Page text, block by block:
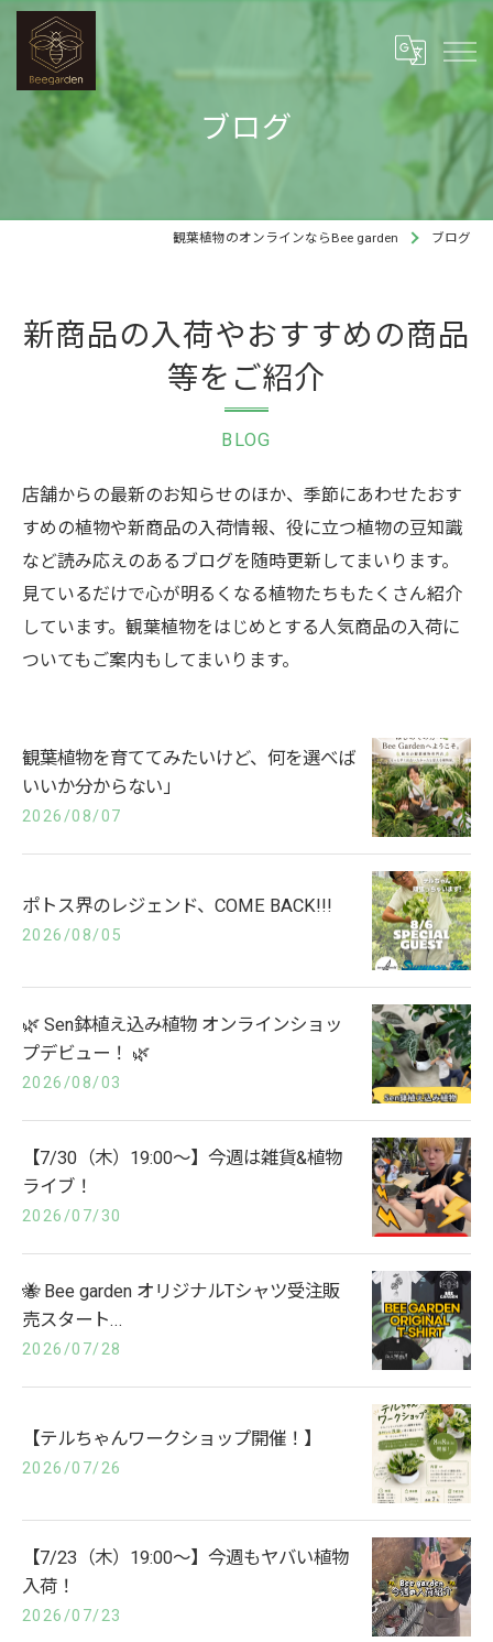
ブログ
観葉植物のオンラインならBee garden ブログ
新商品の入荷やおすすめの商品
等をご紹介
BLOG
店舗からの最新のお知らせのほか、季節にあわせたおす
すめの植物や新商品の入荷情報、役に立つ植物の豆知識
など読み応えのあるブログを随時更新してまいります。
見ているだけで心が明るくなる植物たちもたくさん紹介
しています。観葉植物をはじめとする人気商品の入荷に
ついてもご案内もしてまいります。
観葉植物を育ててみたいけど、何を選べば
いいか分からない」
2026/08/07
ポトス界のレジェンド、COME BACK!!!
2026/08/05
🌿 Sen鉢植え込み植物 オンラインショッ
プデビュー！ 🌿
2026/08/03
【7/30（木）19:00〜】今週は雑貨&植物
ライブ！
2026/07/30
🐝 Bee garden オリジナルTシャツ受注販
売スタート...
2026/07/28
【テルちゃんワークショップ開催！】
2026/07/26
【7/23（木）19:00〜】今週もヤバい植物
入荷！
2026/07/23